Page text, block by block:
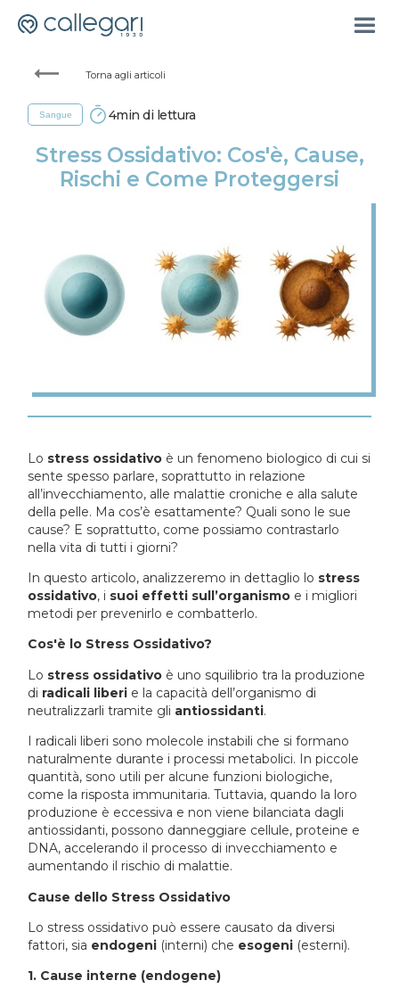
Torna agli articoli
Sangue 4min di lettura
Stress Ossidativo: Cos'è, Cause,
Rischi e Come Proteggersi
Lo stress ossidativo è un fenomeno biologico di cui si
sente spesso parlare, soprattutto in relazione
all’invecchiamento, alle malattie croniche e alla salute
della pelle. Ma cos’è esattamente? Quali sono le sue
cause? E soprattutto, come possiamo contrastarlo
nella vita di tutti i giorni?
In questo articolo, analizzeremo in dettaglio lo stress
ossidativo, i suoi effetti sull’organismo e i migliori
metodi per prevenirlo e combatterlo.
Cos'è lo Stress Ossidativo?
Lo stress ossidativo è uno squilibrio tra la produzione
di radicali liberi e la capacità dell’organismo di
neutralizzarli tramite gli antiossidanti.
I radicali liberi sono molecole instabili che si formano
naturalmente durante i processi metabolici. In piccole
quantità, sono utili per alcune funzioni biologiche,
come la risposta immunitaria. Tuttavia, quando la loro
produzione è eccessiva e non viene bilanciata dagli
antiossidanti, possono danneggiare cellule, proteine e
DNA, accelerando il processo di invecchiamento e
aumentando il rischio di malattie.
Cause dello Stress Ossidativo
Lo stress ossidativo può essere causato da diversi
fattori, sia endogeni (interni) che esogeni (esterni).
1. Cause interne (endogene)